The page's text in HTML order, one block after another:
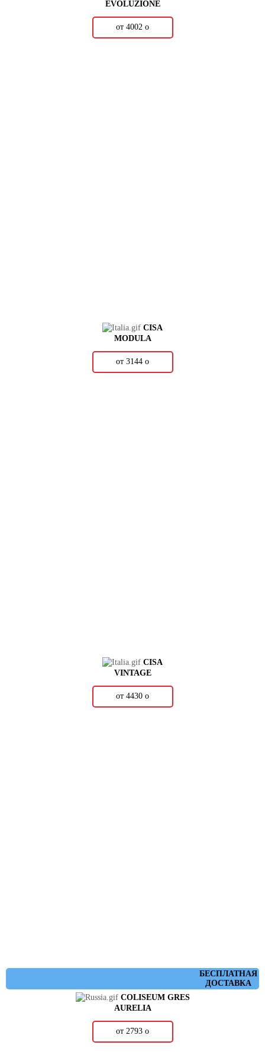
EVOLUZIONE
от 4002 о
CISA
MODULA
от 3144 о
CISA
VINTAGE
от 4430 о
БЕСПЛАТНАЯ
ДОСТАВКА
COLISEUM GRES
AURELIA
от 2793 о